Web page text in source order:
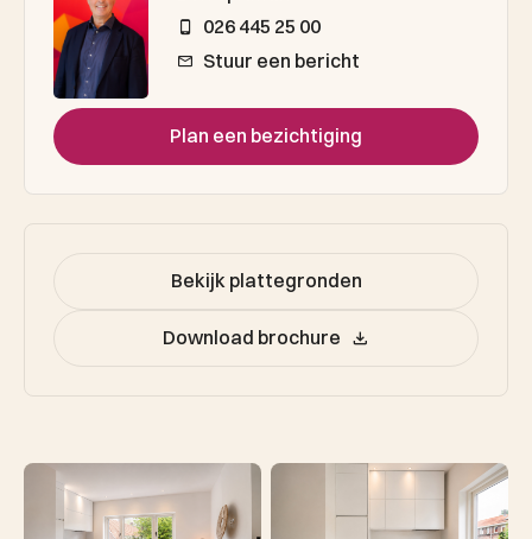
026 445 25 00
Stuur een bericht
Plan een bezichtiging
Bekijk plattegronden
Download brochure